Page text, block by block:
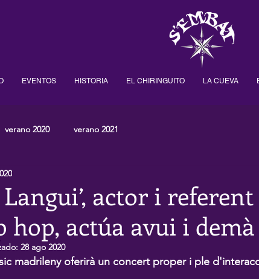
EVENTOS HISTORIA EL CHIRINGUITO LA CUEVA
verano 2020 verano 2021
Langui’, actor i
hop, actúa avui i demà
28 ago 2020
madrileny oferirà un concert proper i ple